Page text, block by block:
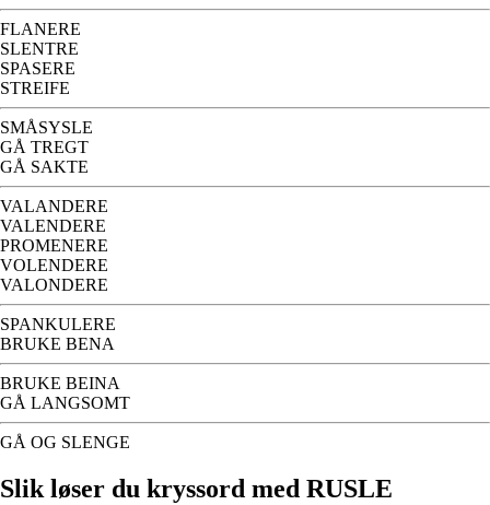
FLANERE
SLENTRE
SPASERE
STREIFE
SMÅSYSLE
GÅ TREGT
GÅ SAKTE
VALANDERE
VALENDERE
PROMENERE
VOLENDERE
VALONDERE
SPANKULERE
BRUKE BENA
BRUKE BEINA
GÅ LANGSOMT
GÅ OG SLENGE
Slik løser du kryssord med RUSLE